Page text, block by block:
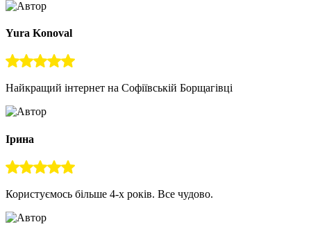
Yura Konoval
Найкращий інтернет на Софіївській Борщагівці
Ірина
Користуємось більше 4-х років. Все чудово.